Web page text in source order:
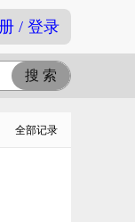
/ 登录
全部记录